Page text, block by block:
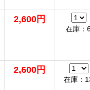
2,600円
在庫：
2,600円
在庫：